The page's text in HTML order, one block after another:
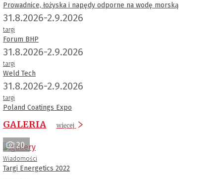
Prowadnice, łożyska i napędy odporne na wodę morską
31.8.2026-2.9.2026
targi
Forum BHP
31.8.2026-2.9.2026
targi
Weld Tech
31.8.2026-2.9.2026
targi
Poland Coatings Expo
GALERIA więcej
20
Wiadomości
Targi Energetics 2022